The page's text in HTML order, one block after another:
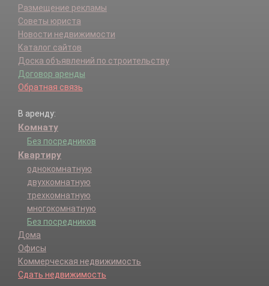
Размещение рекламы
Советы юриста
Новости недвижимости
Каталог сайтов
Доска объявлений по строительству
Договор аренды
Обратная связь
В аренду:
Комнату
Без посредников
Квартиру
однокомнатную
двухкомнатную
трехкомнатную
многокомнатную
Без посредников
Дома
Офисы
Коммерческая недвижимость
Сдать недвижимость